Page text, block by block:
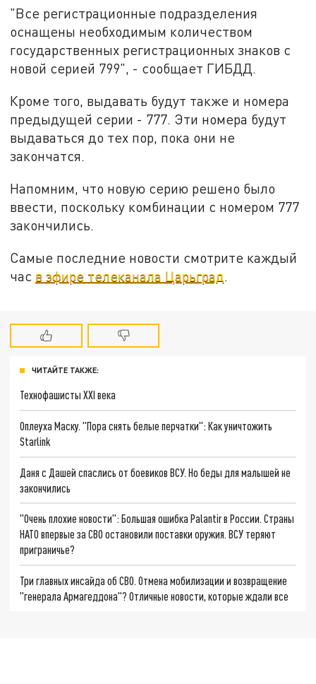
"Все регистрационные подразделения
оснащены необходимым количеством
государственных регистрационных знаков с
новой серией 799", - сообщает ГИБДД.
Кроме того, выдавать будут также и номера
предыдущей серии - 777. Эти номера будут
выдаваться до тех пор, пока они не
закончатся.
Напомним, что новую серию решено было
ввести, поскольку комбинации с номером 777
закончились.
Самые последние новости смотрите каждый
час в эфире телеканала Царьград
ЧИТАЙТЕ ТАКЖЕ:
Технофашисты XXI века
Оплеуха Маску. "Пора снять белые перчатки": Как уничтожить
Starlink
Даня с Дашей спаслись от боевиков ВСУ. Но беды для малышей не
закончились
"Очень плохие новости": Большая ошибка Palantir в России. Страны
НАТО впервые за СВО остановили поставки оружия. ВСУ теряют
приграничье?
Три главных инсайда об СВО. Отмена мобилизации и возвращение
"генерала Армагеддона"? Отличные новости, которые ждали все